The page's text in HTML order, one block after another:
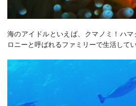
海のアイドルといえば、クマノミ！ハ
ロニーと呼ばれるファミリーで生活してい